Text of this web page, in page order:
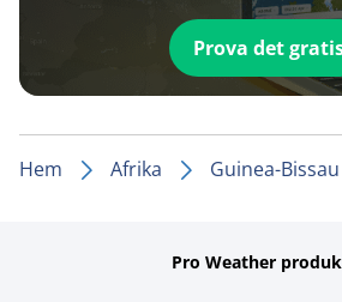
Prova det
Hem Afrika Guinea-Bissau
Pro Weather